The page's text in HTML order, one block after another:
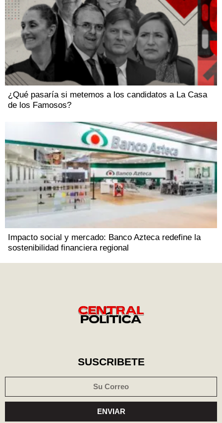
¿Qué pasaría si metemos a los candidatos a La Casa
de los Famosos?
Impacto social y mercado: Banco Azteca redefine la
sostenibilidad financiera regional
SUSCRIBETE
ENVIAR